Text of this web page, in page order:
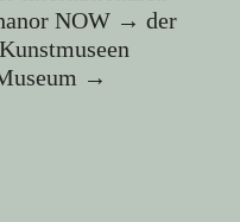
NOW → der
Kunstmuseen
→